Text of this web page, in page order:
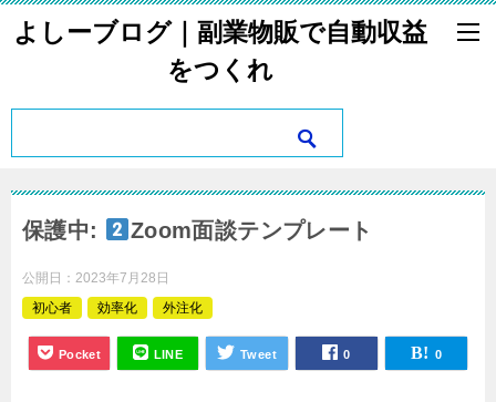
よしーブログ｜副業物販で自動収益
をつくれ
保護中: Zoom面談テンプレート
公開日： 2023年7月28日
初心者
効率化 外注化
Pocket LINE Tweet 0 0